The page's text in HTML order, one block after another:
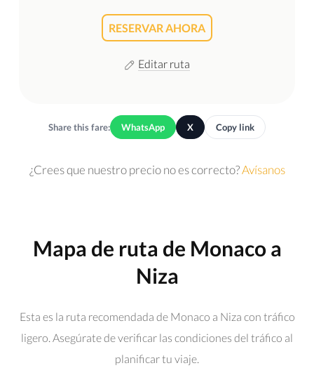
RESERVAR AHORA
Editar ruta
Share this fare: WhatsApp X Copy link
¿Crees que nuestro precio no es correcto?Avísanos
Mapa de ruta de Monaco a
Niza
Esta es la ruta recomendada de Monaco a Niza con tráfico
ligero. Asegúrate de verificar las condiciones del tráfico al
planificar tu viaje.